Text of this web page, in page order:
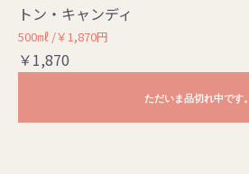
トン・キャンディ
500㎖ /￥1,870円
￥1,870
ただいま品切れ中です。